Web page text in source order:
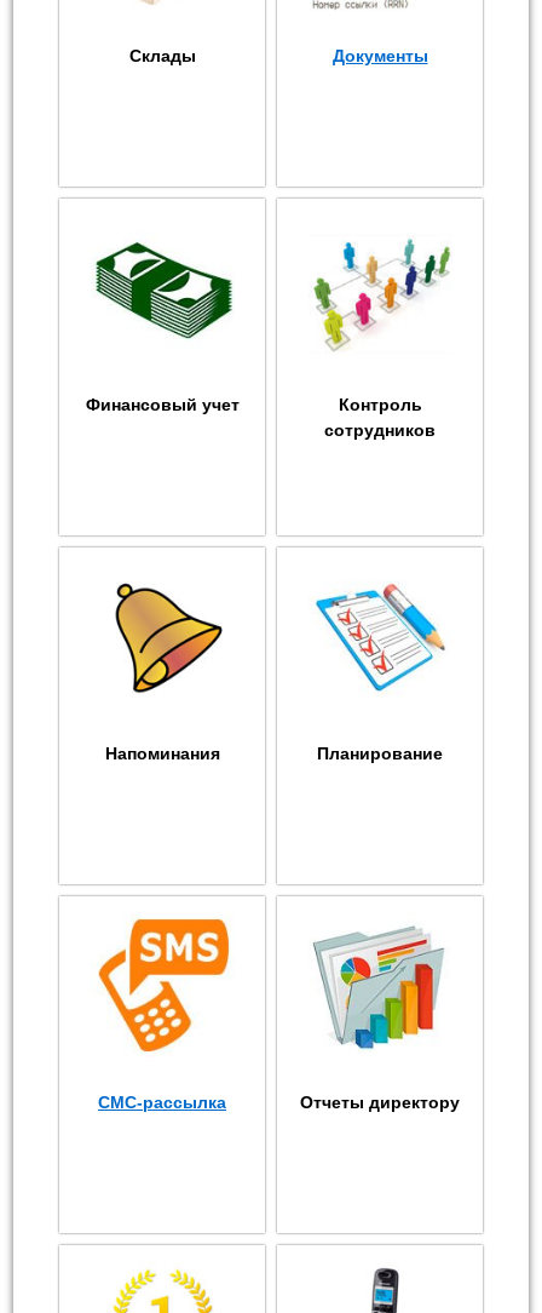
Склады Документы
Финансовый учет
Контроль
сотрудников
Напоминания Планирование
СМС-рассылка Отчеты директору